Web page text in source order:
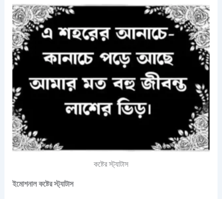
কষ্টের স্ট্যাটাস
ইমোশনাল কষ্টের স্ট্যাটাস